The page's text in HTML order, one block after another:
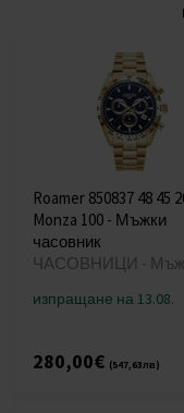
Roamer 850837 48 45
Monza 100 - Мъжки
часовник
ЧАСОВНИЦИ -
изпращане на 13.08.
280,00€ (547,63лв)